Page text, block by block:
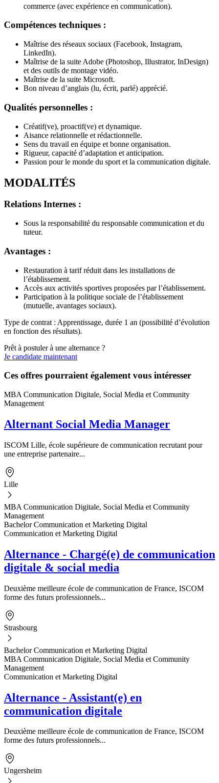
commerce (avec expérience en communication).
Compétences techniques :
Maîtrise des réseaux sociaux (Facebook, Instagram,
LinkedIn).
Maîtrise de la suite Adobe (Photoshop, Illustrator, InDesign)
et des outils de montage vidéo.
Maîtrise de la suite Microsoft.
Bon niveau d’anglais (lu, écrit, parlé) apprécié.
Qualités personnelles :
Créatif(ve), proactif(ve) et dynamique.
Aisance relationnelle et rédactionnelle.
Sens du travail en équipe et bonne organisation.
Rigueur, capacité d’adaptation et anticipation.
Passion pour le monde du sport et la communication digitale.
MODALITÉS
Relations Internes :
Sous la responsabilité du responsable communication et du
tuteur.
Avantages :
Restauration à tarif réduit dans les installations de
l’établissement.
Accès aux activités sportives proposées par l’établissement.
Participation à la politique sociale de l’établissement
(mutuelle, avantages sociaux).
Type de contrat : Apprentissage, durée 1 an (possibilité d’évolution
en fonction des résultats).
Prêt à postuler à une alternance ?
Je candidate maintenant
Ces offres pourraient également vous intéresser
MBA Communication Digitale, Social Media et Community
Management
Alternant Social Media Manager
ISCOM Lille, école supérieure de communication recrutant pour
une entreprise partenaire...
Lille
MBA Communication Digitale, Social Media et Community
Management
Bachelor Communication et Marketing Digital
Communication et Marketing Digital
Alternance - Chargé(e) de communication
digitale & social media
Deuxième meilleure école de communication de France, ISCOM
forme des futurs professionnels...
Strasbourg
Bachelor Communication et Marketing Digital
MBA Communication Digitale, Social Media et Community
Management
Communication et Marketing Digital
Alternance - Assistant(e) en
communication digitale
Deuxième meilleure école de communication de France, ISCOM
forme des futurs professionnels...
Ungersheim